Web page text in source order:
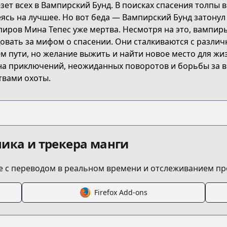
in-the-vampire-bund-aso
всех в Вампирский Бунд. В поисках спасения
на лучшее. Но вот беда — Вампирский Бунд
Мина Тепес уже мертва. Несмотря на это,
за мифом о спасении. Они сталкиваются с
пути, но желание выжить и найти новое место для
приключений, неожиданных поворотов и борьбы за
охоты.
и трекера манги
переводом в реальном времени и отслеживанием
Firefox Add-ons